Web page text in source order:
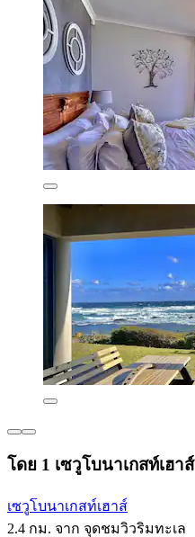
โดย 1 เซวูโบนาเกสท์เฮาส์
เซวูโบนาเกสท์เฮาส์
2.4 กม. จาก จุดชมวิวริมทะเล